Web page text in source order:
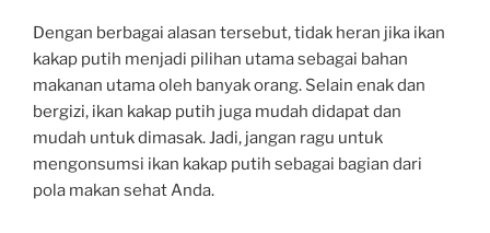
Dengan berbagai alasan tersebut, tidak heran jika ikan
kakap putih menjadi pilihan utama sebagai bahan
makanan utama oleh banyak orang. Selain enak dan
bergizi, ikan kakap putih juga mudah didapat dan
mudah untuk dimasak. Jadi, jangan ragu untuk
mengonsumsi ikan kakap putih sebagai bagian dari
pola makan sehat Anda.